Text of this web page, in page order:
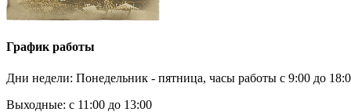
График работы
Дни недели: Понедельник - пятница, часы работы c 9:00 до
Выходные: с 11:00 до 13:00